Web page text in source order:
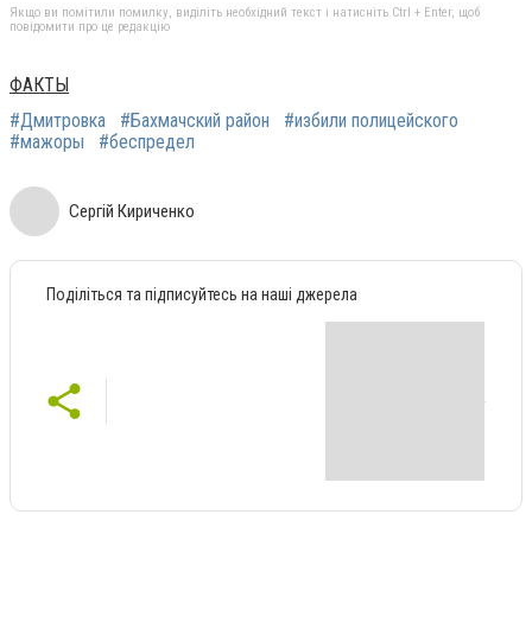
Якщо ви помітили помилку, виділіть необхідний текст і натисніть Ctrl + Enter, щоб
повідомити про це редакцію
ФАКТЫ
#Дмитровка
#Бахмачский район
#избили полицейского
#мажоры
#беспредел
Сергій Кириченко
Поділіться та підписуйтесь на наші джерела